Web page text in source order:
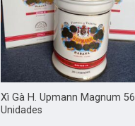
Xì Gà H. Upmann Magnum 56
Unidades